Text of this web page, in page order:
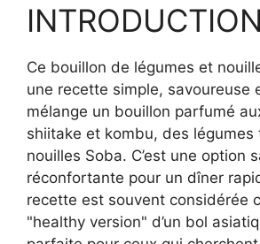
INTRODUCTION
Ce bouillon de légumes et
une recette simple, savoureuse
mélange un bouillon parfumé
shiitake et kombu, des
nouilles Soba. C’est une option
réconfortante pour un dîner
recette est souvent considérée
"healthy version" d’un bol